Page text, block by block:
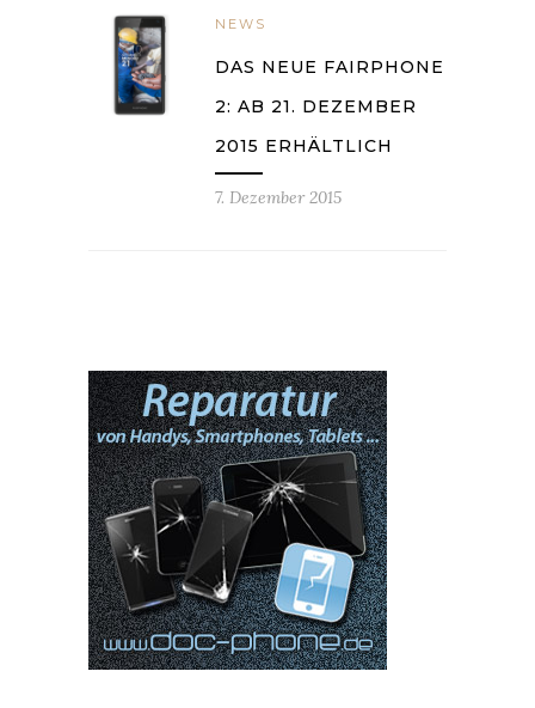
NEWS
DAS NEUE FAIRPHONE
2: AB 21. DEZEMBER
2015 ERHÄLTLICH
7. Dezember 2015